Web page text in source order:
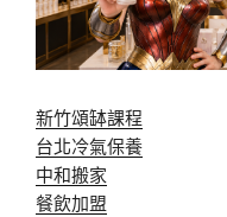
新竹頌缽課程
台北冷氣保養
中和搬家
餐飲加盟